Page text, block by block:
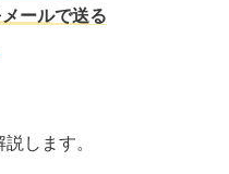
ールで送る
します。